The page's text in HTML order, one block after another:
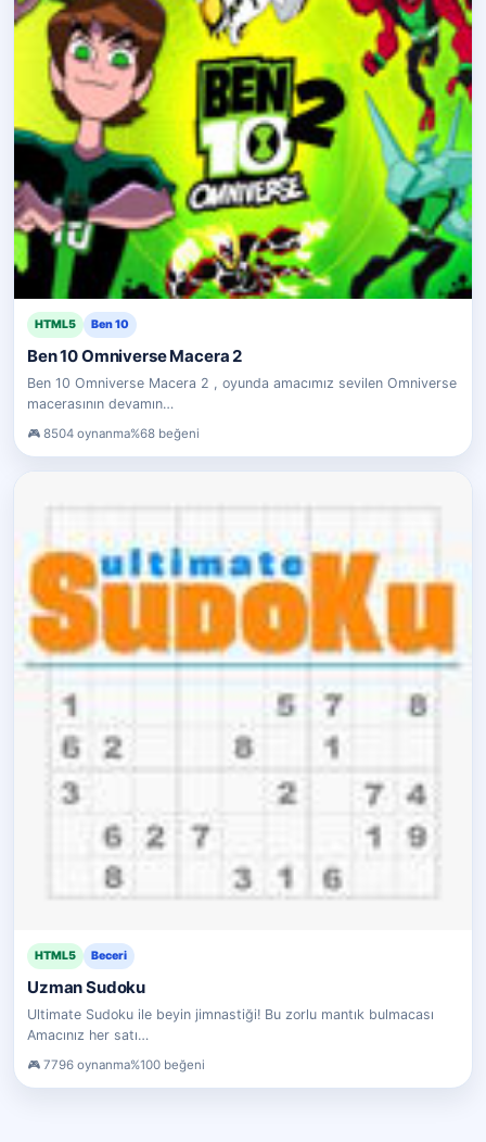
HTML5 Ben 10
Ben 10 Omniverse Macera 2
Ben 10 Omniverse Macera 2 , oyunda amacımız sevilen Omniverse
macerasının devamın…
8504 oynanma%68 beğeni
HTML5 Beceri
Uzman Sudoku
Ultimate Sudoku ile beyin jimnastiği! Bu zorlu mantık bulmacası
Amacınız her satı…
7796 oynanma%100 beğeni